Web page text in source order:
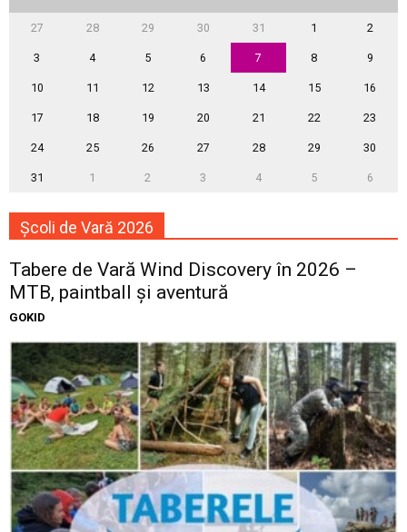
27 28 29 30 31 1 2
3 4 5 6 7 8 9
10 11 12 13 14 15 16
17 18 19 20 21 22 23
24 25 26 27 28 29 30
31 1 2 3 4 5 6
Școli de Vară 2026
Tabere de Vară Wind Discovery în 2026 –
MTB, paintball și aventură
GOKID